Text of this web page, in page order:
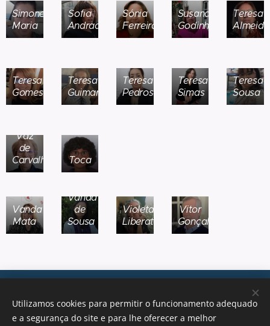
Simone
Maria
Sofia
Andrade
Sónia
Ferreira
Susana
Godinho
Teresa
Almeida
Teresa
Gomes
Teresa
Guimarães
Teresa
Pedrosa
Teresa
Simas
Teresa
Sousa
Vaz
de
Carvalho
Toca
Vanda
Mata
Vanda
de
Sousa
Violeta
Liberato
Vitor
Gonçalves
geral@transicoes.pt
Utilizamos cookies para permitir o funcionamento adequado
e a segurança do site e para lhe oferecer a melhor